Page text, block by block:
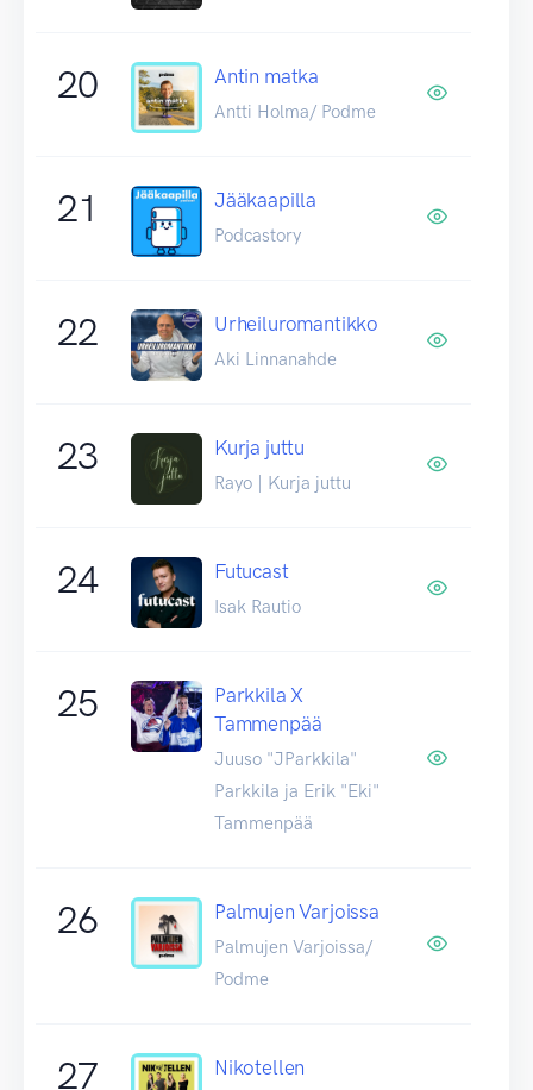
20 Antin matka
Antti Holma/ Podme
21 Jääkaapilla
Podcastory
22 Urheiluromantikko
Aki Linnanahde
23 Kurja juttu
Rayo | Kurja juttu
24 Futucast
Isak Rautio
25
Parkkila X
Tammenpää
Juuso "JParkkila"
Parkkila ja Erik "Eki"
Tammenpää
26 Palmujen Varjoissa
Palmujen Varjoissa/
Podme
27 Nikotellen